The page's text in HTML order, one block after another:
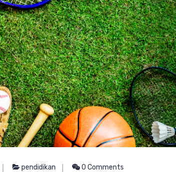
pendidikan 0 Comments